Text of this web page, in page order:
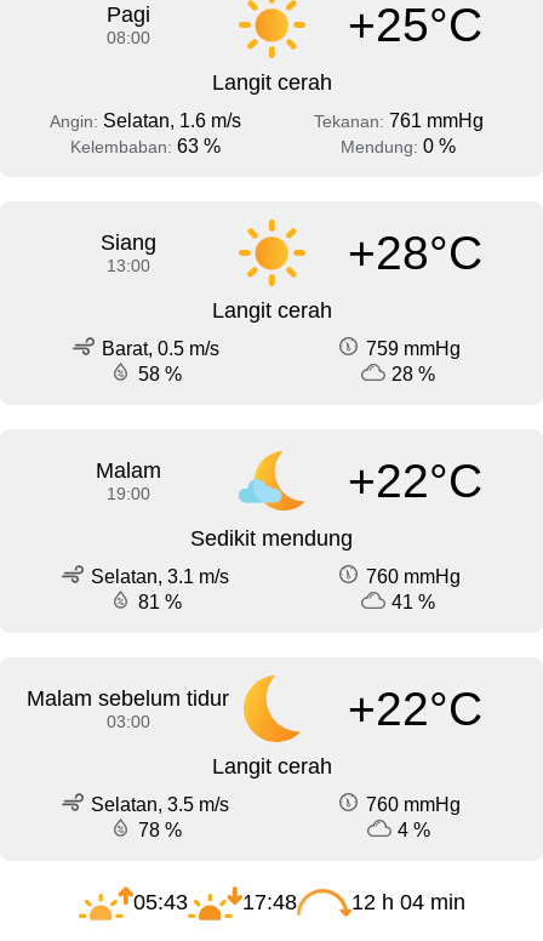
Pagi
08:00 +25°C
Langit cerah
Angin: Selatan, 1.6 m/s Tekanan: 761 mmHg
Kelembaban: 63 % Mendung: 0 %
Siang
13:00 +28°C
Langit cerah
Barat, 0.5 m/s
759 mmHg
58 %
28 %
Malam
19:00 +22°C
Sedikit mendung
Selatan, 3.1 m/s
760 mmHg
81 %
41 %
Malam sebelum tidur
03:00 +22°C
Langit cerah
Selatan, 3.5 m/s
760 mmHg
78 %
4 %
05:43 17:48 12 h 04 min